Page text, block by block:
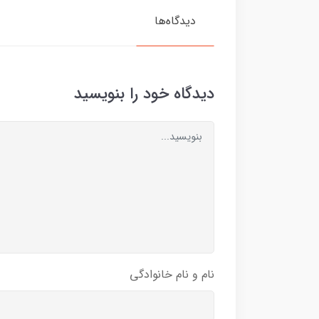
دیدگاه‌ها
دیدگاه خود را بنویسید
نام و نام خانوادگی